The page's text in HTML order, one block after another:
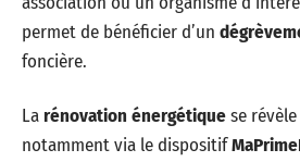
permet de bénéficier d’un
foncière.
Larénovation énergétiquese
notamment via le dispositif